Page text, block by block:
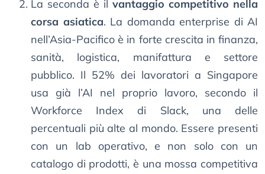
La seconda è il vantaggio competitivo nella
corsa asiatica. La domanda enterprise di AI
nell’Asia-Pacifico è in forte crescita in finanza,
sanità, logistica, manifattura e settore
pubblico. Il 52% dei lavoratori a Singapore
usa già l’AI nel proprio lavoro, secondo il
Workforce Index di Slack, una delle
percentuali più alte al mondo. Essere presenti
con un lab operativo, e non solo con un
catalogo di prodotti, è una mossa competitiva